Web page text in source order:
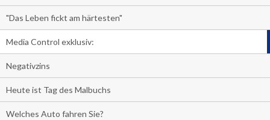
"Das Leben fickt am härtesten"
Media Control exklusiv:
Negativzins
Heute ist Tag des Malbuchs
Welches Auto fahren Sie?